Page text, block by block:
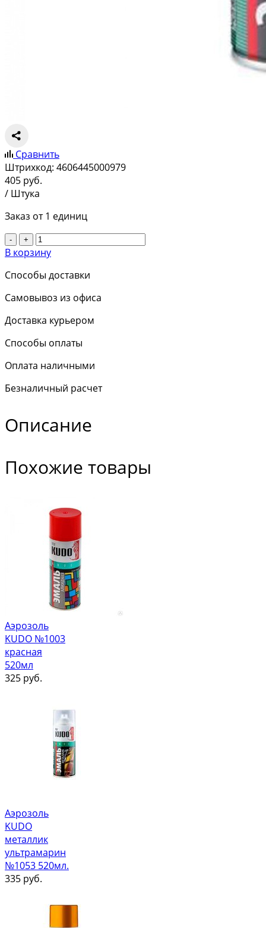
Сравнить
Штрихкод: 4606445000979
405 руб.
/ Штука
Заказ от 1 единиц
- +
В корзину
Способы доставки
Самовывоз из офиса
Доставка курьером
Способы оплаты
Оплата наличными
Безналичный расчет
Описание
Похожие товары
Аэрозоль
KUDO №1003
красная
520мл
325 руб.
Аэрозоль
KUDO
металлик
ультрамарин
№1053 520мл.
335 руб.